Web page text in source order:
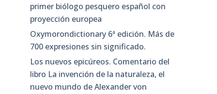
primer biólogo pesquero español con
proyección europea
Oxymorondictionary 6ª edición. Más de
700 expresiones sin significado.
Los nuevos epicúreos. Comentario del
libro La invención de la naturaleza, el
nuevo mundo de Alexander von